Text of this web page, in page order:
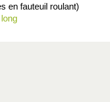
en fauteuil roulant)